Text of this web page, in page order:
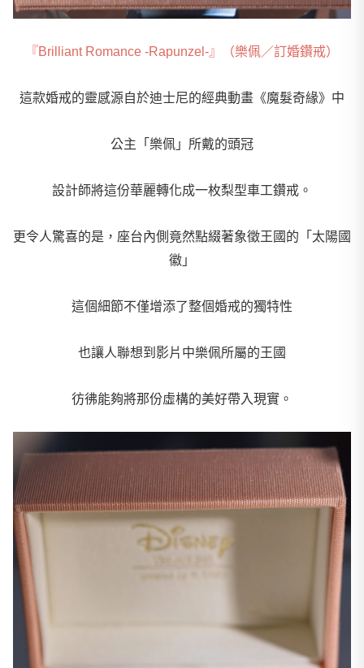
『Brilliant Romance -Rapunzel-』（樂佩／訂婚鑽戒）
這款婚戒的靈感源自於迪士尼的經典動畫《魔髮奇緣》中
公主「樂佩」所戴的頭冠
設計師將這份華麗轉化成一枚梨型車工鑽戒。
更令人驚喜的是，座台內側竟然點綴著象徵王國的「太陽國
徽」
這個細節不僅增添了整個婚戒的獨特性
也讓人聯想到影片中樂佩所屬的王國
彷彿能夠將那份虛構的美好帶入現實。